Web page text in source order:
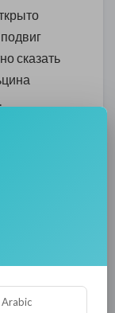
сказать
б ы
на
, под
наглая
Arabic